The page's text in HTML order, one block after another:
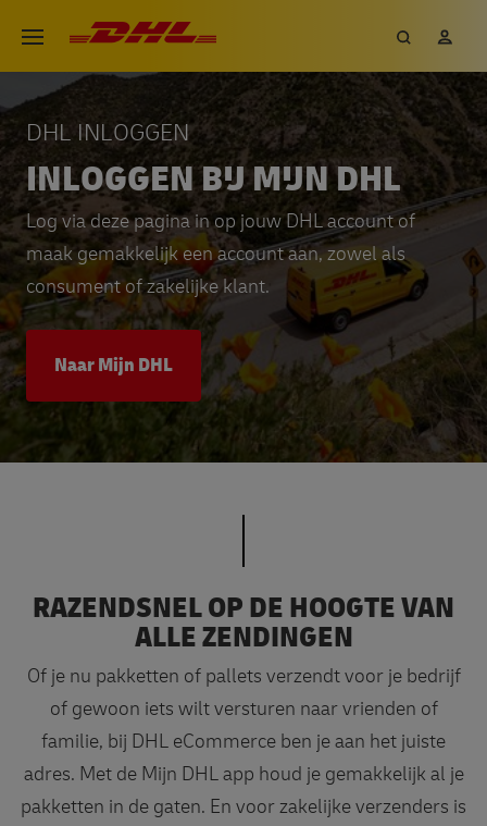
naar
de
inhoud
gaan
Open menu
DHL eCommerce, ga naar de
Zoeken
INLOGGEN BIJ MIJN DHL
DHL INLOGGEN
Log via deze pagina in op jouw DHL account of
maak gemakkelijk een account aan, zowel als
consument of zakelijke klant.
Naar Mijn DHL
RAZENDSNEL OP DE HOOGTE VAN
ALLE ZENDINGEN
Of je nu pakketten of pallets verzendt voor je bedrijf
of gewoon iets wilt versturen naar vrienden of
familie, bij DHL eCommerce ben je aan het juiste
adres. Met de Mijn DHL app houd je gemakkelijk al je
pakketten in de gaten. En voor zakelijke verzenders is